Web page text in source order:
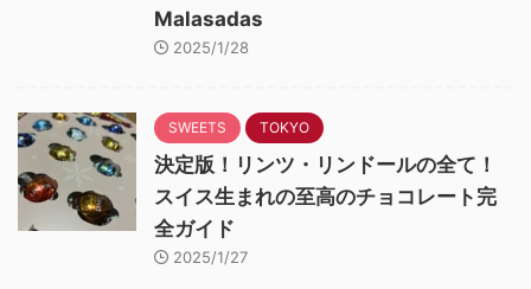
Malasadas
2025/1/28
SWEETS TOKYO
決定版！リンツ・リンドールの全て！
スイス生まれの至高のチョコレート完
全ガイド
2025/1/27